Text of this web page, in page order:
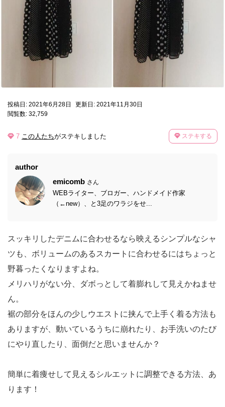
投稿日: 2021年6月28日
更新日: 2021年11月30日
閲覧数: 32,759
7 この人たちがステキしました ステキする
author
emicomb さん
WEBライター、ブロガー、ハンドメイド作家
（←new）、と3足のワラジをせ...
スッキリしたデニムに合わせるなら映えるシンプルなシャ
ツも、ボリュームのあるスカートに合わせるにはちょっと
野暮ったくなりますよね。
メリハリがない分、ダボっとして着膨れして見えかねませ
ん。
裾の部分をほんの少しウエストに挟んで上手く着る方法も
ありますが、動いているうちに崩れたり、お手洗いのたび
にやり直したり、面倒だと思いませんか？
簡単に着痩せして見えるシルエットに調整できる方法、あ
ります！